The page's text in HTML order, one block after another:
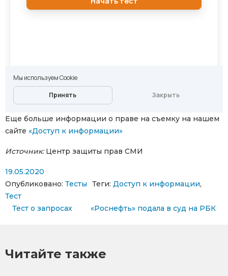
Еще больше информации о праве на съемку на нашем
сайте «Доступ к информации»
Источник:Центр защиты прав СМИ
19.05.2020
Опубликовано: Тесты Теги: Доступ к информации,
Тест
Навигация по записям
Тест о запросах «Роснефть» подала в суд на РБК
Читайте также